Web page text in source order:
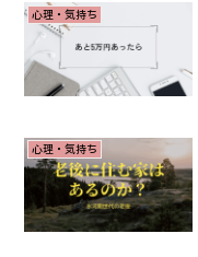
心理・気持ち
心理・気持ち